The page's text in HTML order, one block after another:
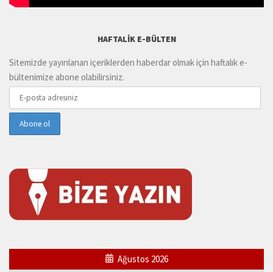
HAFTALIK E-BÜLTEN
Sitemizde yayınlanan içeriklerden haberdar olmak için haftalık e-
bültenimize abone olabilirsiniz.
Ağustos 2026